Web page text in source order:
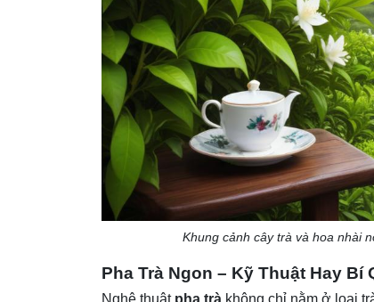
Khung cảnh cây trà và hoa nhài
Pha Trà Ngon – Kỹ Thuật Hay